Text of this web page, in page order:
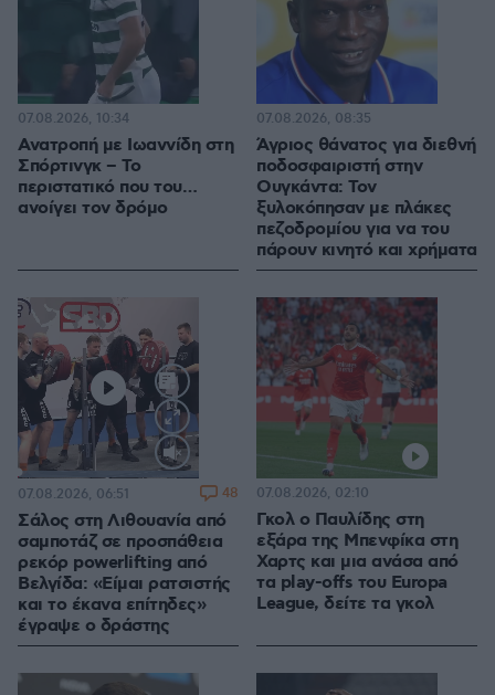
Ανατροπή με Ιωαννίδη στη
Σπόρτινγκ – Το
περιστατικό που του…
ανοίγει τον δρόμο
07.08.2026, 10:34
Άγριος θάνατος για διεθνή
ποδοσφαιριστή στην
Ουγκάντα: Τον
ξυλοκόπησαν με πλάκες
πεζοδρομίου για να του
πάρουν κινητό και χρήματα
07.08.2026, 08:35
Loaded
100.00%
Σάλος στη Λιθουανία από
σαμποτάζ σε προσπάθεια
ρεκόρ powerlifting από
Βελγίδα: «Είμαι ρατσιστής
και το έκανα επίτηδες»
έγραψε ο δράστης
07.08.2026, 06:51 48
Γκολ ο Παυλίδης στη
εξάρα της Μπενφίκα στη
Χαρτς και μια ανάσα από
τα play-offs του Europa
League, δείτε τα γκολ
07.08.2026, 02:10